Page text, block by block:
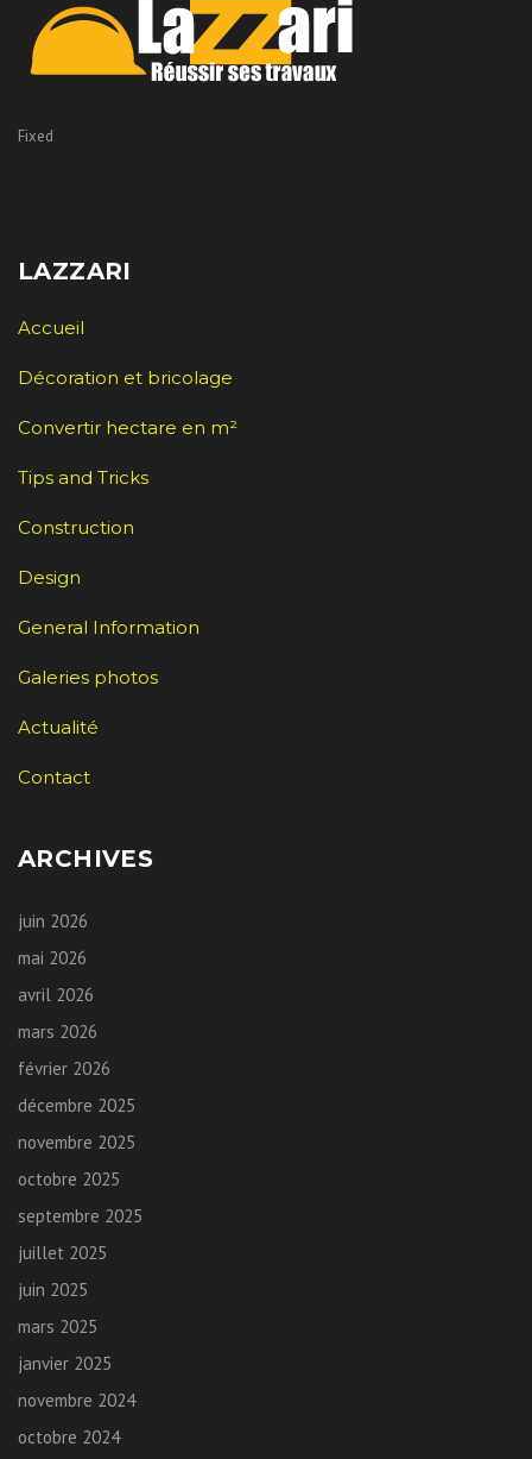
Fixed
LAZZARI
Accueil
Décoration et bricolage
Convertir hectare en m²
Tips and Tricks
Construction
Design
General Information
Galeries photos
Actualité
Contact
ARCHIVES
juin 2026
mai 2026
avril 2026
mars 2026
février 2026
décembre 2025
novembre 2025
octobre 2025
septembre 2025
juillet 2025
juin 2025
mars 2025
janvier 2025
novembre 2024
octobre 2024